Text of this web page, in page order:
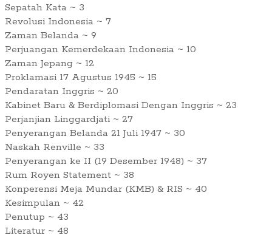
Sepatah Kata ~ 3
Revolusi Indonesia ~ 7
Zaman Belanda ~ 9
Perjuangan Kemerdekaan Indonesia ~ 10
Zaman Jepang ~ 12
Proklamasi 17 Agustus 1945 ~ 15
Pendaratan Inggris ~ 20
Kabinet Baru & Berdiplomasi Dengan Inggris ~ 23
Perjanjian Linggardjati ~ 27
Penyerangan Belanda 21 Juli 1947 ~ 30
Naskah Renville ~ 33
Penyerangan ke II (19 Desember 1948) ~ 37
Rum Royen Statement ~ 38
Konperensi Meja Mundar (KMB) & RIS ~ 40
Kesimpulan ~ 42
Penutup ~ 43
Literatur ~ 48